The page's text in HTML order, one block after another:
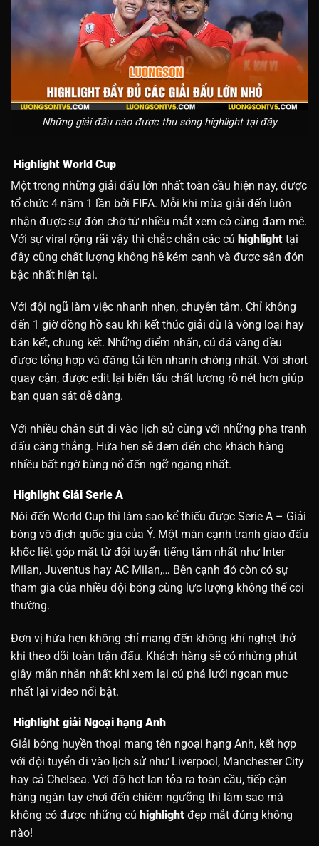
Những giải đấu nào được thu sóng highlight tại đây
Highlight World Cup
Một trong những giải đấu lớn nhất toàn cầu hiện nay, được
tổ chức 4 năm 1 lần bởi FIFA. Mỗi khi mùa giải đến luôn
nhận được sự đón chờ từ nhiều mắt xem có cùng đam mê.
Với sự viral rộng rãi vậy thì chắc chắn các cú highlight tại
đây cũng chất lượng không hề kém cạnh và được săn đón
bậc nhất hiện tại.
Với đội ngũ làm việc nhanh nhẹn, chuyên tâm. Chỉ không
đến 1 giờ đồng hồ sau khi kết thúc giải dù là vòng loại hay
bán kết, chung kết. Những điểm nhấn, cú đá vàng đều
được tổng hợp và đăng tải lên nhanh chóng nhất. Với short
quay cận, được edit lại biến tấu chất lượng rõ nét hơn giúp
bạn quan sát dễ dàng.
Với nhiều chân sút đi vào lịch sử cùng với những pha tranh
đấu căng thẳng. Hứa hẹn sẽ đem đến cho khách hàng
nhiều bất ngờ bùng nổ đến ngỡ ngàng nhất.
Highlight Giải Serie A
Nói đến World Cup thì làm sao kể thiếu được Serie A – Giải
bóng vô địch quốc gia của Ý. Một màn cạnh tranh giao đấu
khốc liệt góp mặt từ đội tuyển tiếng tăm nhất như Inter
Milan, Juventus hay AC Milan,… Bên cạnh đó còn có sự
tham gia của nhiều đội bóng cùng lực lượng không thể coi
thường.
Đơn vị hứa hẹn không chỉ mang đến không khí nghẹt thở
khi theo dõi toàn trận đấu. Khách hàng sẽ có những phút
giây mãn nhãn nhất khi xem lại cú phá lưới ngoạn mục
nhất lại video nổi bật.
Highlight giải Ngoại hạng Anh
Giải bóng huyền thoại mang tên ngoại hạng Anh, kết hợp
với đội tuyển đi vào lịch sử như Liverpool, Manchester City
hay cả Chelsea. Với độ hot lan tỏa ra toàn cầu, tiếp cận
hàng ngàn tay chơi đến chiêm ngưỡng thì làm sao mà
không có được những cú highlight đẹp mắt đúng không
nào!